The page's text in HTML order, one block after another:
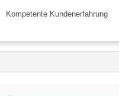
Kompetente Kundenerfahrung